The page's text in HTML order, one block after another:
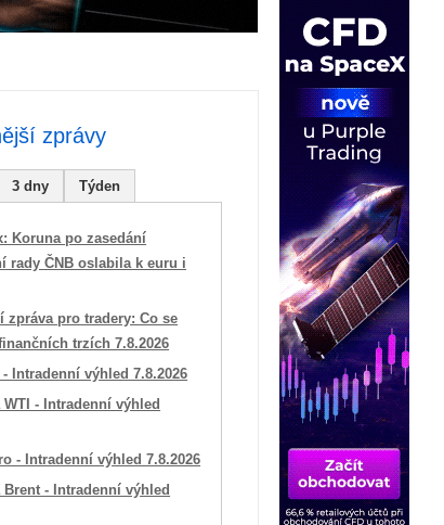
zprávy
3 dny Týden
Koruna po zasedání
rady ČNB oslabila k euru i
zpráva pro tradery: Co se
trzích 7.8.2026
Intradenní výhled 7.8.2026
WTI - Intradenní výhled
- Intradenní výhled 7.8.2026
Brent - Intradenní výhled